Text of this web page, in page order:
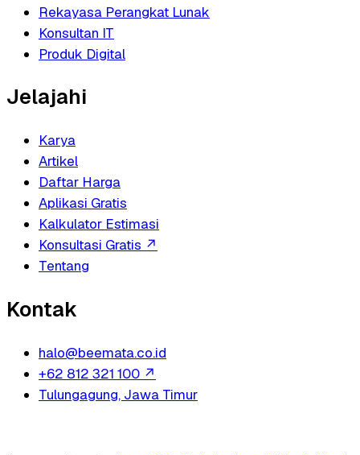
Rekayasa Perangkat Lunak
Konsultan IT
Produk Digital
Jelajahi
Karya
Artikel
Daftar Harga
Aplikasi Gratis
Kalkulator Estimasi
Konsultasi Gratis ↗
Tentang
Kontak
halo@beemata.co.id
+62 812 321 100 ↗
Tulungagung, Jawa Timur